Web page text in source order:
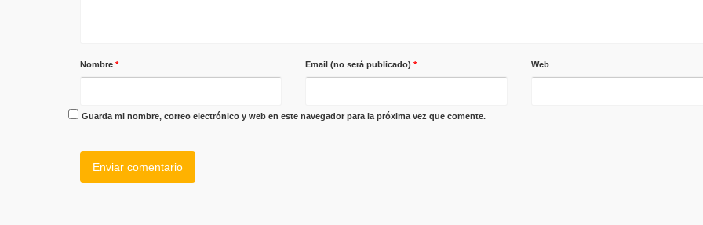
Nombre * Email (no será publicado)* Web
Guarda mi nombre, correo electrónico y web en este navegador para la próxima vez que comente.